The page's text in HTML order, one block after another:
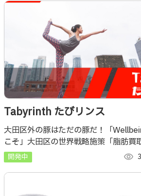
Tabyrinth たびリンス
大田区外の豚はただの豚だ！「
こそ」大田区の世界戦略施策「脂肪買
ブ is Rich！早速大田区の銭湯で裸に
産を作ろう
開発中 visibility